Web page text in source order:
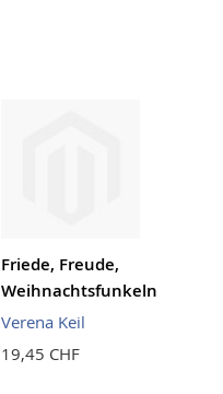
Friede, Freude,
Weihnachtsfunkeln
Verena Keil
19,45 CHF